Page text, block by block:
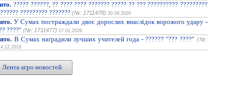
????? ??????, ?? ???? ???? ??????? ????? ?? ??? ?????????? ?????????
????????? ??????? (№: 1711478) 30.09.2020
У Сумах постраждали двоє дорослих внаслідок ворожого удару -
????" (№: 1711477) 17.01.2026
В Сумах наградили лучших учителей года - ?????? "??? ????" (№:
Лента агро новостей